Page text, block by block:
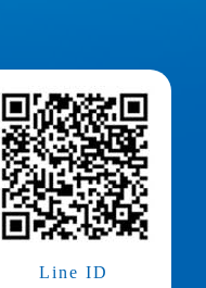
Line ID